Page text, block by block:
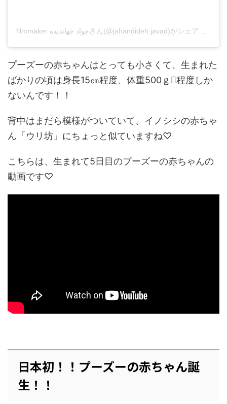
プーズーの赤ちゃんはとっても小さくて、生まれた
ばかりの頃は身長15㎝程度、体重500ｇ程度しか
ないんです！！
背中はまだら模様がついていて、イノシシの赤ちゃ
ん「ウリ坊」にちょっと似ていますね♡
こちらは、生まれて5日目のプーズーの赤ちゃんの
動画です♡
日本初！！プーズーの赤ちゃん誕
生！！